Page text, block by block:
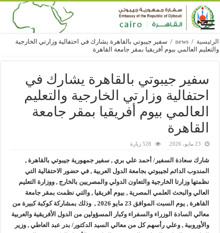
الرئيسية /
news
/ سفير جيبوتي بالقاهرة يشارك في احتفالية وزارتي الخارجية
والتعليم العالمي بيوم أفريقيا بمقر جامعة القاهرة
سفير جيبوتي بالقاهرة يشارك في
احتفالية وزارتي الخارجية والتعليم
العالمي بيوم أفريقيا بمقر جامعة
القاهرة
23 مايو، 2026 528 زيارة
شارك سعادة السفير/ أحمد علي بري , سفير جمهورية جيبوتي بالقاهرة ,
المندوب الدائم لجيبوتي بجامعة الدول العربية ,في حضور الاحتفالية التي
نظمتها وزارتا الخارجية والتعاون الدولي والمصريين بالخارج , ووزارة التعليم
العالي والبحث العلمي المصرية , بيوم أفريقيا , والتي نظمت بمقر جامعة
القاهرة , يوم السبت الموافق 23 مايو 2026 , وذلك بمشاركة كوكبة كبيرة من
معالي السادة الوزراء والسفراء وكبار المسؤولين من الدول الأفريقية والعربية
والأوروبية , وعلي رأسهم كل من معالي السيد الدكتور/ بدر عبد العاطي , وزير